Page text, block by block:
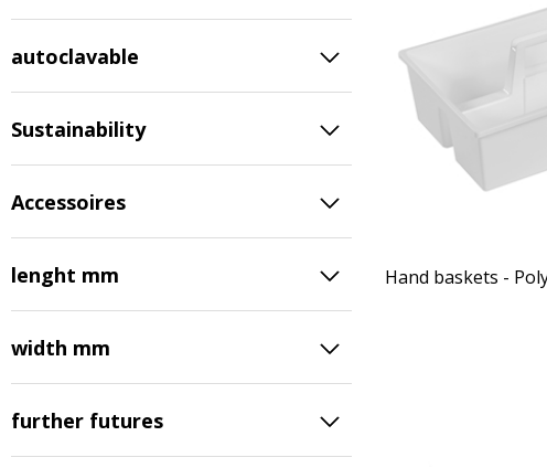
autoclavable
Sustainability
Accessoires
lenght mm
width mm
further futures
Hand baskets -